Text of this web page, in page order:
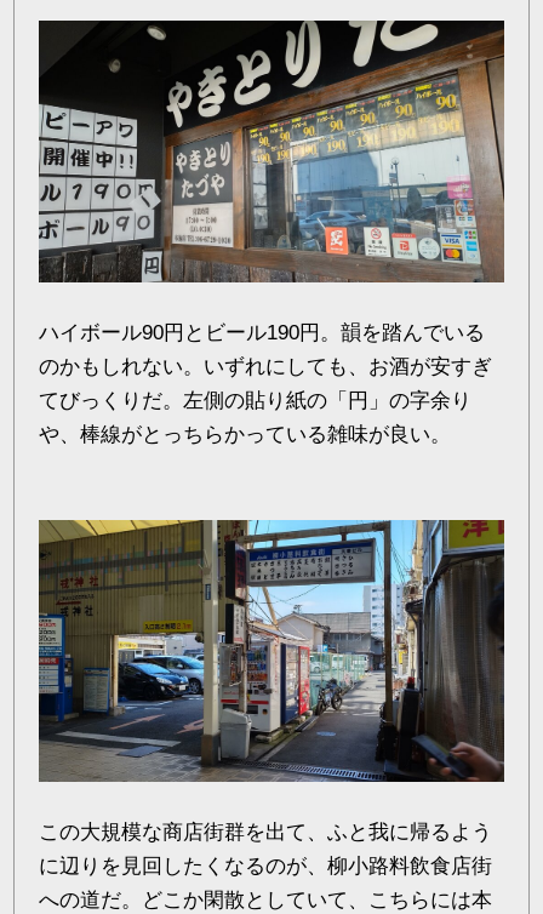
ハイボール90円とビール190円。韻を踏んでいる
のかもしれない。いずれにしても、お酒が安すぎ
てびっくりだ。左側の貼り紙の「円」の字余り
や、棒線がとっちらかっている雑味が良い。
この大規模な商店街群を出て、ふと我に帰るよう
に辺りを見回したくなるのが、柳小路料飲食店街
への道だ。どこか閑散としていて、こちらには本